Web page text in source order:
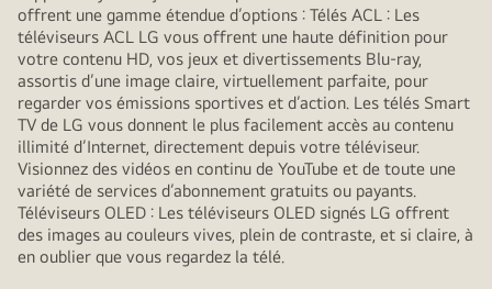
offrent une gamme étendue d’options : Télés ACL : Les
téléviseurs ACL LG vous offrent une haute définition pour
votre contenu HD, vos jeux et divertissements Blu-ray,
assortis d’une image claire, virtuellement parfaite, pour
regarder vos émissions sportives et d’action. Les télés Smart
TV de LG vous donnent le plus facilement accès au contenu
illimité d’Internet, directement depuis votre téléviseur.
Visionnez des vidéos en continu de YouTube et de toute une
variété de services d’abonnement gratuits ou payants.
Téléviseurs OLED : Les téléviseurs OLED signés LG offrent
des images au couleurs vives, plein de contraste, et si claire, à
en oublier que vous regardez la télé.